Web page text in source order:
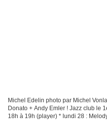
Michel Edelin photo par Michel
Donato + Andy Emler ! Jazz club le
18h à 19h (player) * lundi 28 :